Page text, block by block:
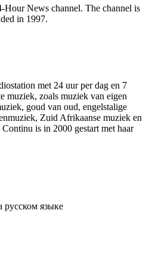
Hour News channel. The channel is
in 1997.
met 24 uur per dag en 7
muziek, zoals muziek van eigen
goud van oud, engelstalige
Zuid Afrikaanse muziek en
is in 2000 gestart met haar
русском языке